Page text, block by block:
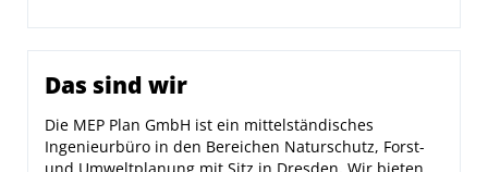
Das sind wir
Die MEP Plan GmbH ist ein mittelständisches
Ingenieurbüro in den Bereichen Naturschutz, Forst-